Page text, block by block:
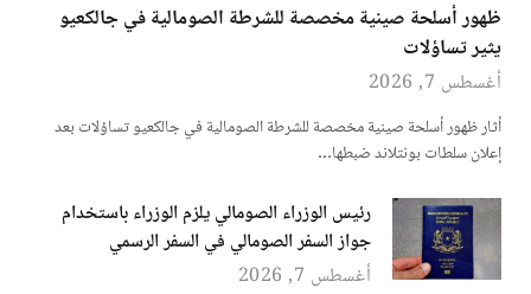
ظهور أسلحة صينية مخصصة للشرطة الصومالية في جالكعيو
يثير تساؤلات
أغسطس 7, 2026
أثار ظهور أسلحة صينية مخصصة للشرطة الصومالية في جالكعيو تساؤلات بعد
إعلان سلطات بونتلاند ضبطها…
رئيس الوزراء الصومالي يلزم الوزراء باستخدام
جواز السفر الصومالي في السفر الرسمي
أغسطس 7, 2026